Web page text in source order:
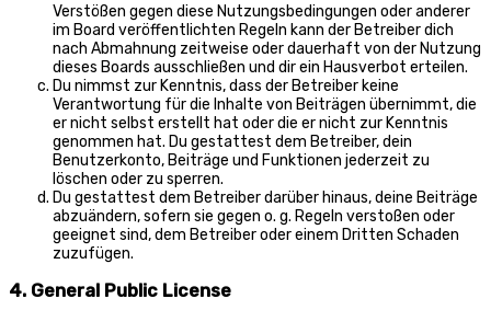
Verstößen gegen diese Nutzungsbedingungen oder anderer
im Board veröffentlichten Regeln kann der Betreiber dich
nach Abmahnung zeitweise oder dauerhaft von der Nutzung
dieses Boards ausschließen und dir ein Hausverbot erteilen.
Du nimmst zur Kenntnis, dass der Betreiber keine
Verantwortung für die Inhalte von Beiträgen übernimmt, die
er nicht selbst erstellt hat oder die er nicht zur Kenntnis
genommen hat. Du gestattest dem Betreiber, dein
Benutzerkonto, Beiträge und Funktionen jederzeit zu
löschen oder zu sperren.
Du gestattest dem Betreiber darüber hinaus, deine Beiträge
abzuändern, sofern sie gegen o. g. Regeln verstoßen oder
geeignet sind, dem Betreiber oder einem Dritten Schaden
zuzufügen.
4. General Public License